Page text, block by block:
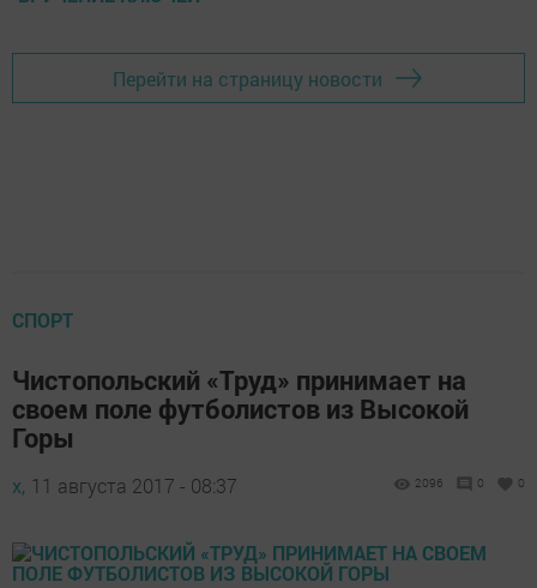
Перейти на страницу новости
СПОРТ
Чистопольский «Труд» принимает на
своем поле футболистов из Высокой
Горы
х, 11 августа 2017 - 08:37 2096 0 0